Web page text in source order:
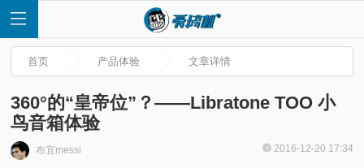
首
首页 产品体验 文章详情
360°的“皇帝位”？——Libratone TOO 小
鸟音箱体验
布宜messi 2016-12-20 17:34